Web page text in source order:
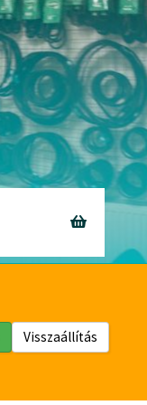
Visszaállítás